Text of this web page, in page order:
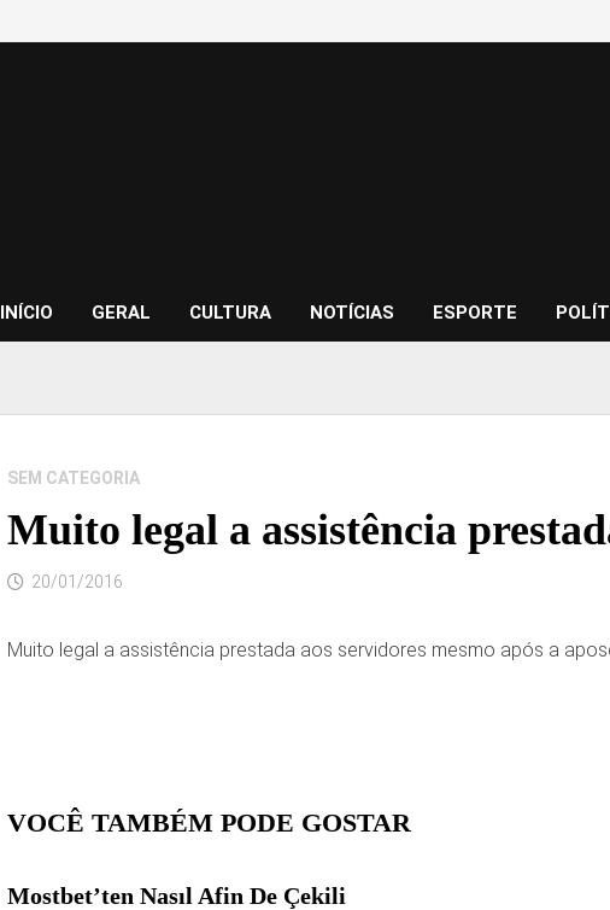
INÍCIO GERAL CULTURA NOTÍCIAS ESPORTE
SEM CATEGORIA
Muito legal a assistência
20/01/2016
Muito legal a assistência prestada aos servidores mesmo após a
VOCÊ TAMBÉM PODE GOSTAR
Mostbet’ten Nasıl Afin De Çekili